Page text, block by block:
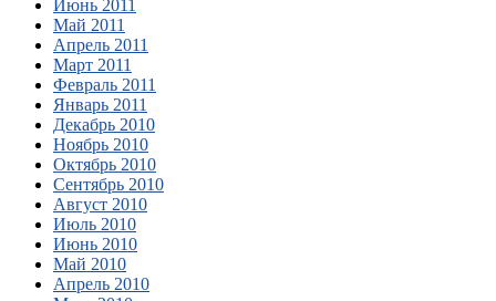
Июнь 2011
Май 2011
Апрель 2011
Март 2011
Февраль 2011
Январь 2011
Декабрь 2010
Ноябрь 2010
Октябрь 2010
Сентябрь 2010
Август 2010
Июль 2010
Июнь 2010
Май 2010
Апрель 2010